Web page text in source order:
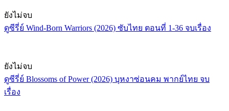
ยังไม่จบ
ดูซีรี่ย์ Wind-Born Warriors (2026) ซับไทย ตอนที่ 1-36 จบเรื่อง
ยังไม่จบ
ดูซีรี่ย์ Blossoms of Power (2026) บุหงาซ่อนคม พากย์ไทย จบ
เรื่อง